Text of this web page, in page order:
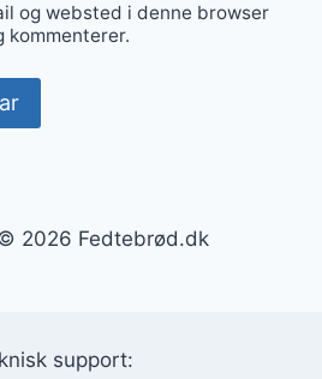
og websted i denne browser
2026 Fedtebrød.dk
support: